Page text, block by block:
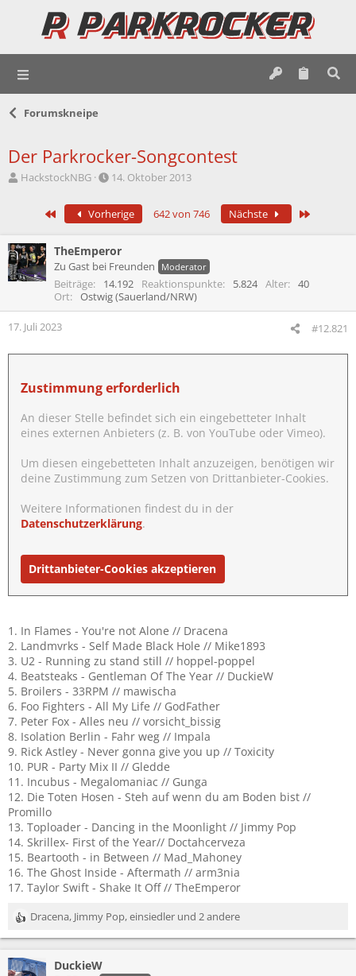
Forumskneipe
Der Parkrocker-Songcontest
E
l
l
e
HackstockNBG
E
s
t
l
l
a
m
14. Oktober 2013
Erste Vorherige 642 von 746 Nächste
TheEmperor
Zu Gast bei Freunden Moderator
Beiträge 14.192 Reaktionspunkte 5.824 Alter
40
Ort
Ostwig (Sauerland/NRW)
17. Juli 2023 #12.821
Zustimmung erforderlich
An dieser Stelle befindet sich ein eingebetteter Inhalt
eines externen Anbieters (z. B. von YouTube oder Vimeo).
Um diesen eingebetteten Inhalt anzuzeigen, benötigen wir
deine Zustimmung zum Setzen von Drittanbieter-Cookies.
Weitere Informationen findest du in der
Datenschutzerklärung.
Drittanbieter-Cookies akzeptieren
1. In Flames - You're not Alone // Dracena
2. Landmvrks - Self Made Black Hole // Mike1893
3. U2 - Running zu stand still // hoppel-poppel
4. Beatsteaks - Gentleman Of The Year // DuckieW
5. Broilers - 33RPM // mawischa
6. Foo Fighters - All My Life // GodFather
7. Peter Fox - Alles neu // vorsicht_bissig
8. Isolation Berlin - Fahr weg // Impala
9. Rick Astley - Never gonna give you up // Toxicity
10. PUR - Party Mix II // Gledde
11. Incubus - Megalomaniac // Gunga
12. Die Toten Hosen - Steh auf wenn du am Boden bist //
Promillo
13. Toploader - Dancing in the Moonlight // Jimmy Pop
14. Skrillex- First of the Year// Doctahcerveza
15. Beartooth - in Between // Mad_Mahoney
16. The Ghost Inside - Aftermath // arm3nia
17. Taylor Swift - Shake It Off // TheEmperor
R
e
k
Dracena, Jimmy Pop,einsiedler und 2 andere
DuckieW